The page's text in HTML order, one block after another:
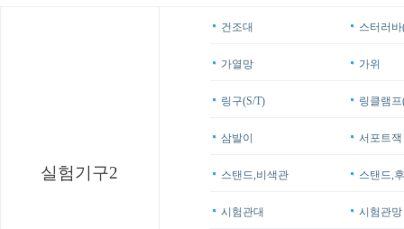
실험기구2
건조대 스터러바
가열망 가위
링구(S/T) 링클램
삼발이 서포트잭
스탠드,비색관 스탠드,
시험관대 시험관망